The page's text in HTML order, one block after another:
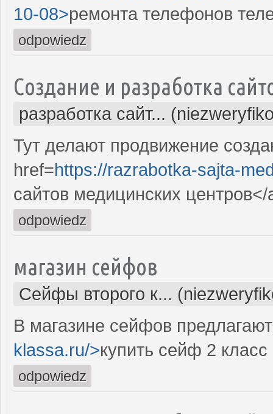
10-08>ремонта телефонов
odpowiedz
Создание и разработка
разработка сайт...
Тут делают продвижение
href=https://razrabotka-sajta-
сайтов медицинских центров</
odpowiedz
магазин сейфов
Сейфы второго к...
В магазине сейфов
klassa.ru/>купить сейф 2
odpowiedz